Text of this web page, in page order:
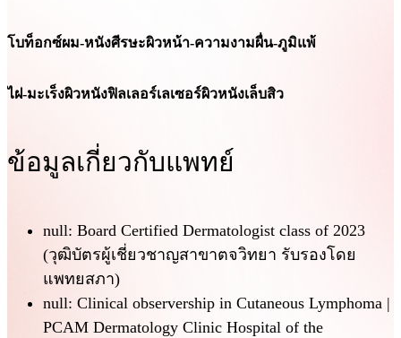
โบท็อกซ์ผม-หนังศีรษะผิวหน้า-ความงามผื่น-ภูมิแพ้
ไฝ-มะเร็งผิวหนังฟิลเลอร์เลเซอร์ผิวหนังเล็บสิว
ข้อมูลเกี่ยวกับแพทย์
null: Board Certified Dermatologist class of 2023
(วุฒิบัตรผู้เชี่ยวชาญสาขาตจวิทยา รับรองโดย
แพทยสภา)
null: Clinical observership in Cutaneous Lymphoma |
PCAM Dermatology Clinic Hospital of the